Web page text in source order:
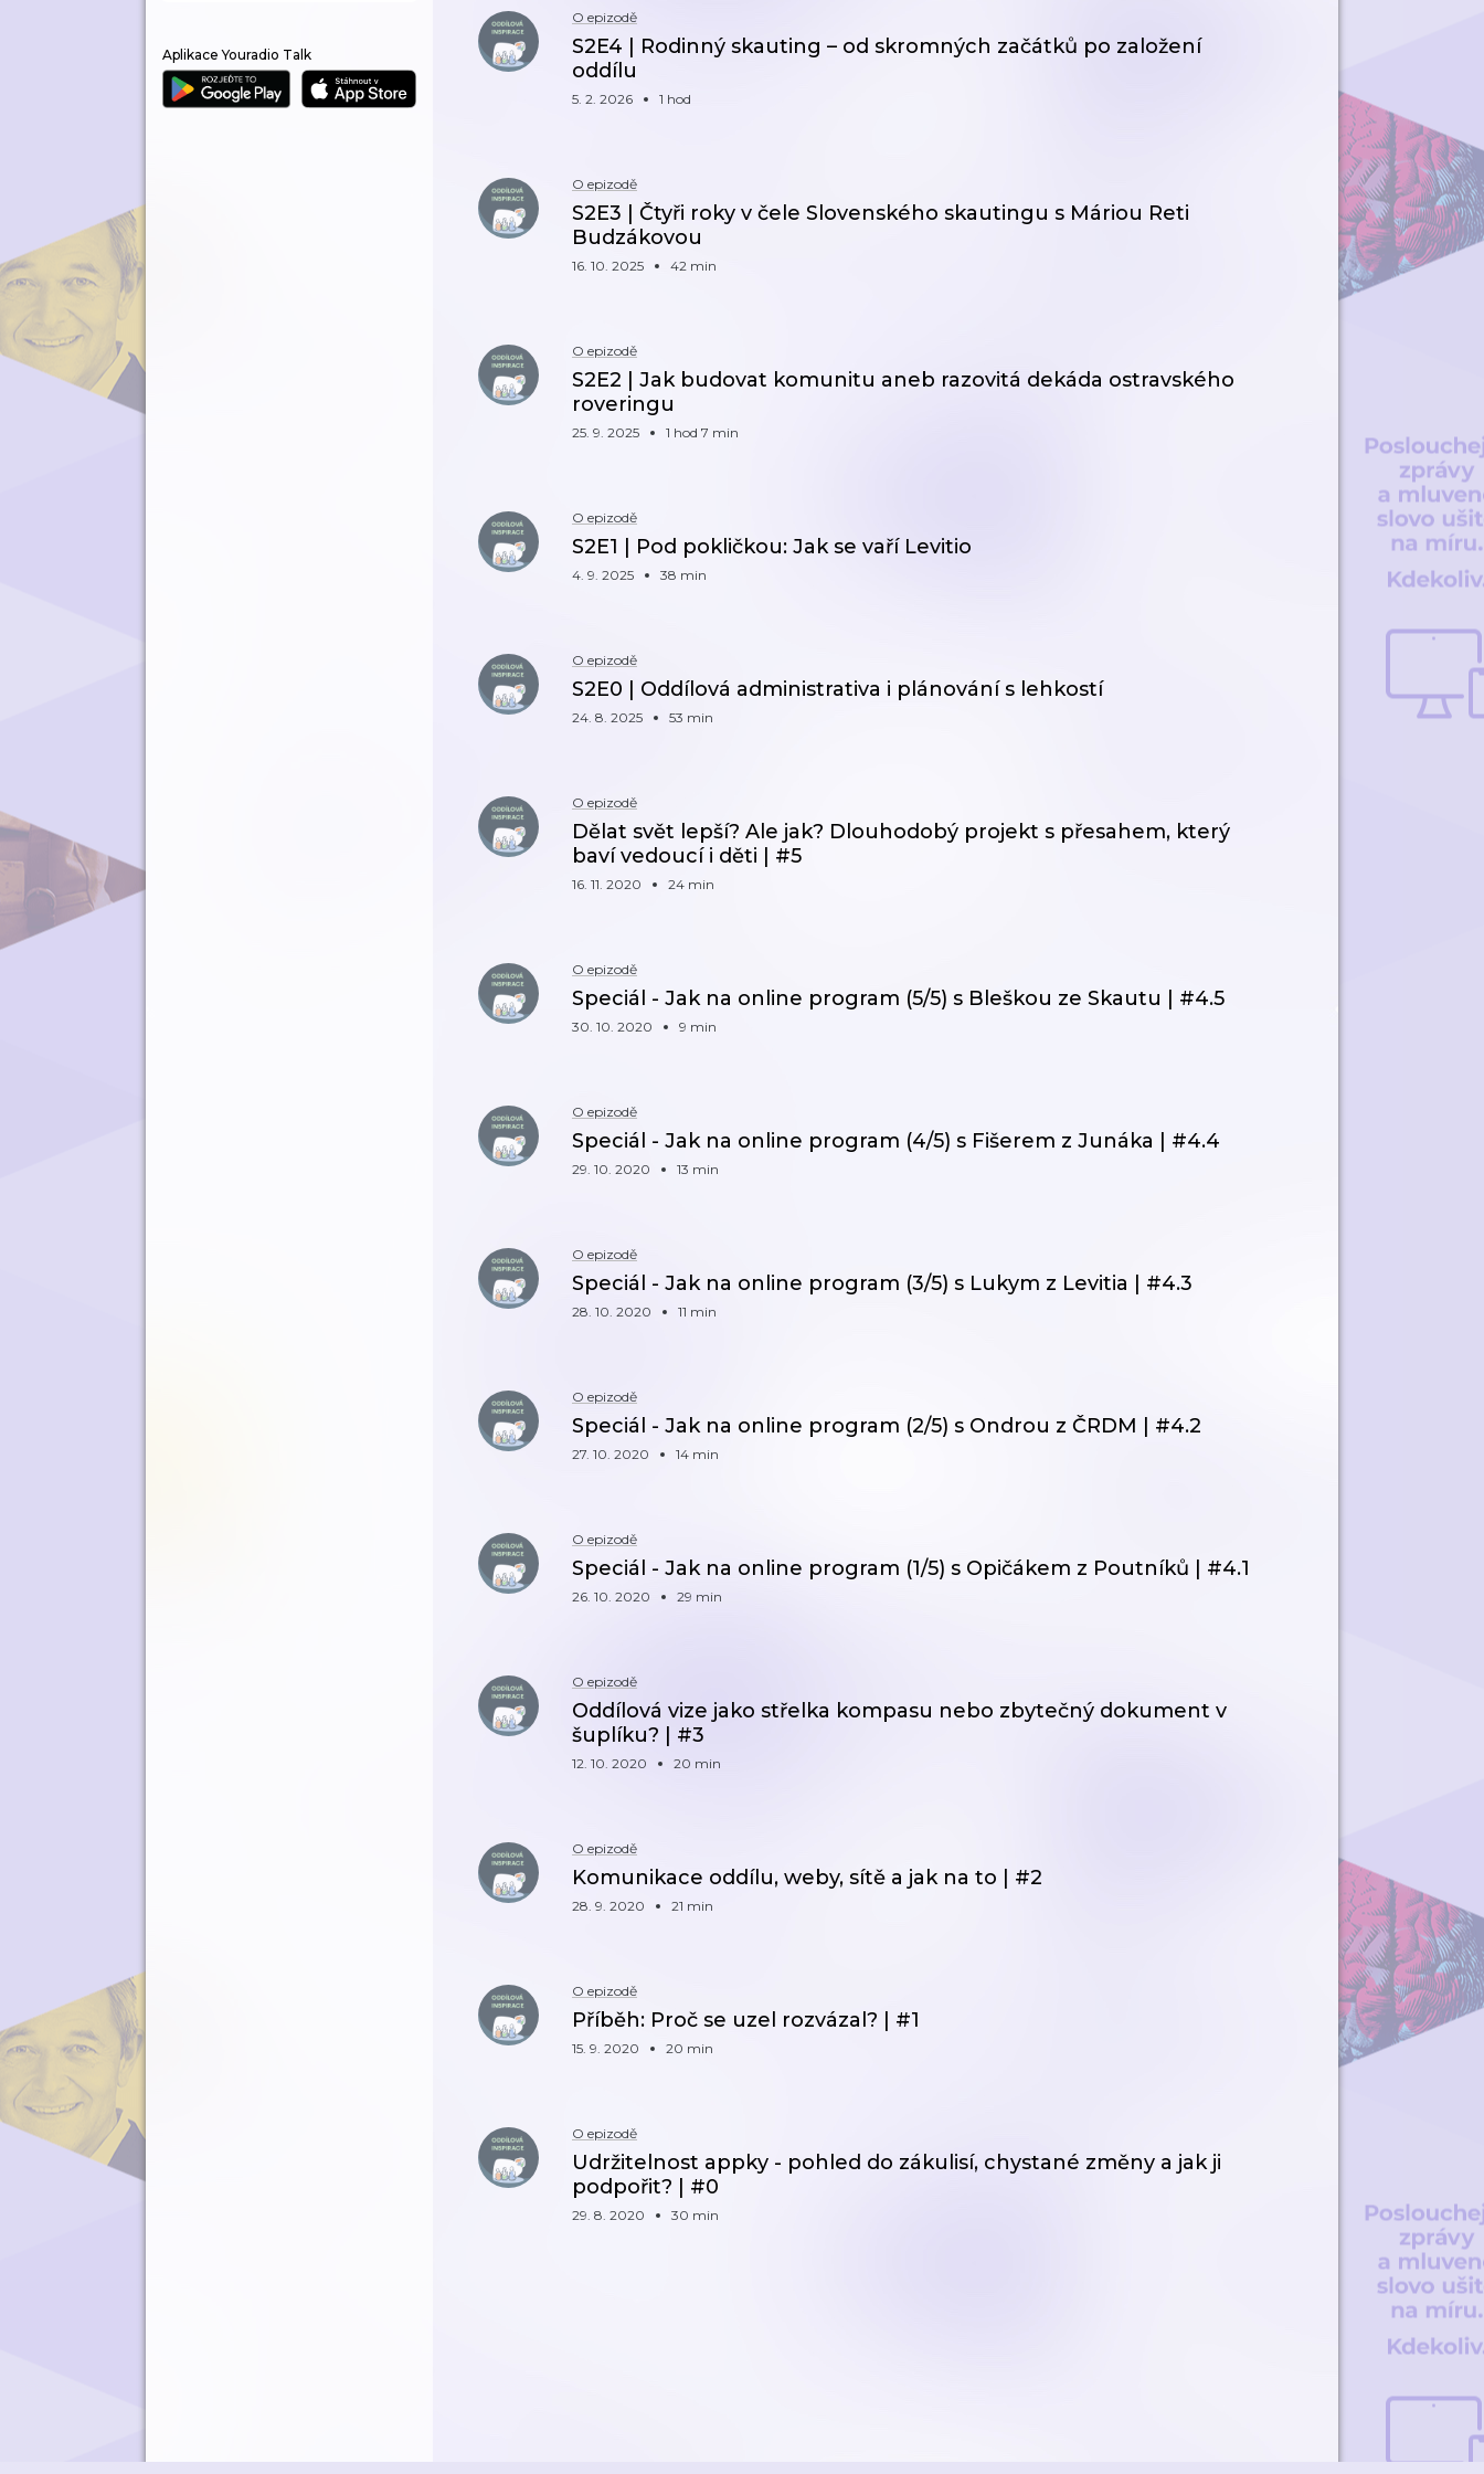
Aplikace Youradio Talk
O epizodě
S2E4 | Rodinný skauting – od skromných začátků po založení
oddílu
5. 2. 2026 1 hod
O epizodě
S2E3 | Čtyři roky v čele Slovenského skautingu s Máriou Reti
Budzákovou
16. 10. 2025 42 min
O epizodě
S2E2 | Jak budovat komunitu aneb razovitá dekáda ostravského
roveringu
25. 9. 2025 1 hod 7 min
O epizodě
S2E1 | Pod pokličkou: Jak se vaří Levitio
4. 9. 2025 38 min
O epizodě
S2E0 | Oddílová administrativa i plánování s lehkostí
24. 8. 2025 53 min
O epizodě
Dělat svět lepší? Ale jak? Dlouhodobý projekt s přesahem, který
baví vedoucí i děti | #5
16. 11. 2020 24 min
O epizodě
Speciál - Jak na online program (5/5) s Bleškou ze Skautu | #4.5
30. 10. 2020 9 min
O epizodě
Speciál - Jak na online program (4/5) s Fišerem z Junáka | #4.4
29. 10. 2020 13 min
O epizodě
Speciál - Jak na online program (3/5) s Lukym z Levitia | #4.3
28. 10. 2020 11 min
O epizodě
Speciál - Jak na online program (2/5) s Ondrou z ČRDM | #4.2
27. 10. 2020 14 min
O epizodě
Speciál - Jak na online program (1/5) s Opičákem z Poutníků | #4.1
26. 10. 2020 29 min
O epizodě
Oddílová vize jako střelka kompasu nebo zbytečný dokument v
šuplíku? | #3
12. 10. 2020 20 min
O epizodě
Komunikace oddílu, weby, sítě a jak na to | #2
28. 9. 2020 21 min
O epizodě
Příběh: Proč se uzel rozvázal? | #1
15. 9. 2020 20 min
O epizodě
Udržitelnost appky - pohled do zákulisí, chystané změny a jak ji
podpořit? | #0
29. 8. 2020 30 min